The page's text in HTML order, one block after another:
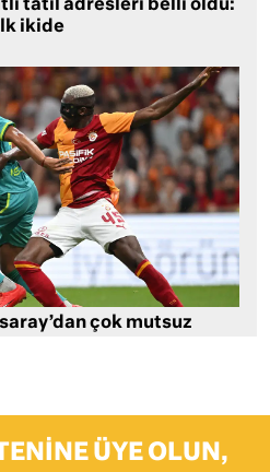
tatil adresleri belli oldu:
ikide
çok mutsuz
ÜYE OLUN,